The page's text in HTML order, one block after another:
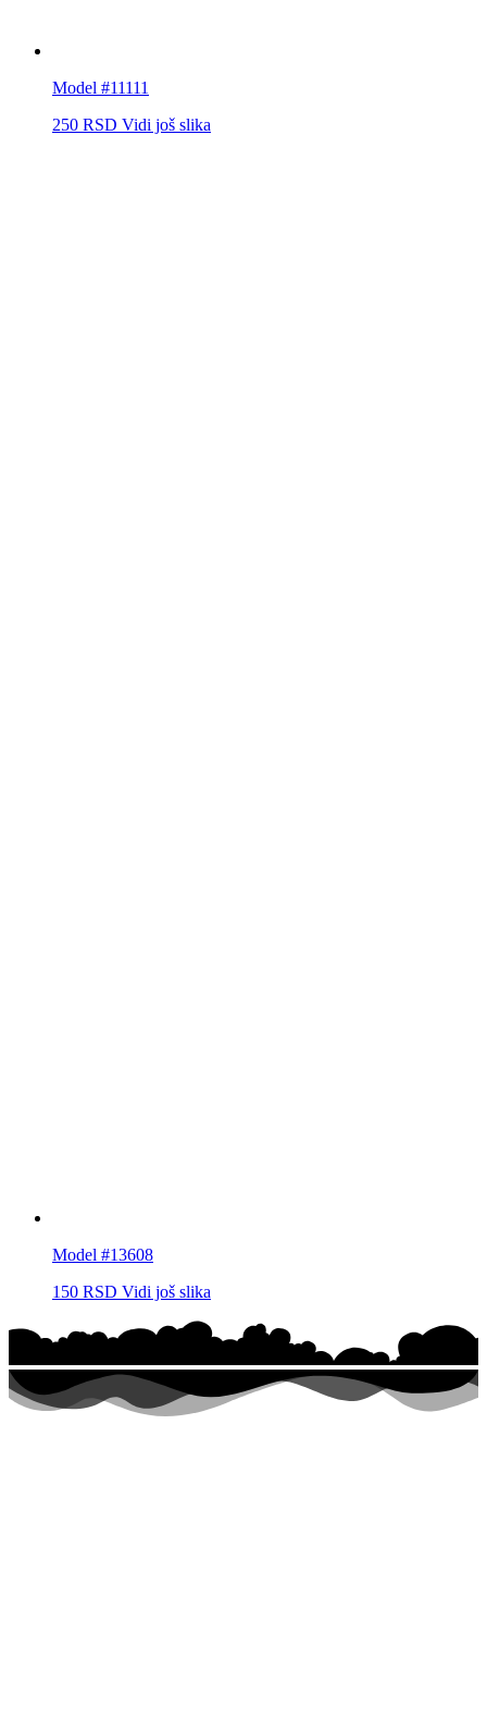
Model #11111
250 RSD Vidi još slika
Model #13608
150 RSD Vidi još slika